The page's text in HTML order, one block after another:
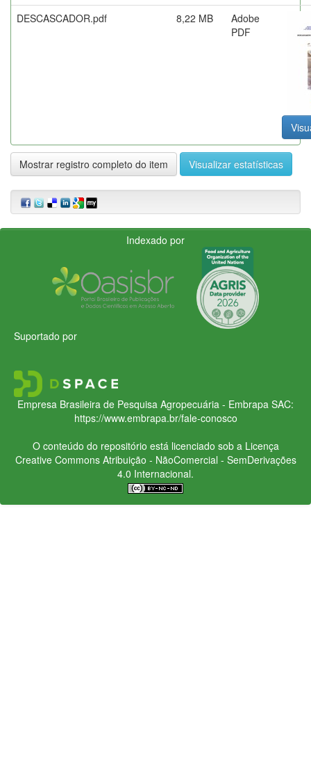
DESCASCADOR.pdf
8,22 MB
Adobe
PDF
Mostrar registro completo do item Visualizar estatísticas
Indexado por
Suportado por
Empresa Brasileira de Pesquisa Agropecuária - Embrapa SAC:
https://www.embrapa.br/fale-conosco
O conteúdo do repositório está licenciado sob a Licença
Creative CommonsAtribuição - NãoComercial - SemDerivações
4.0 Internacional.